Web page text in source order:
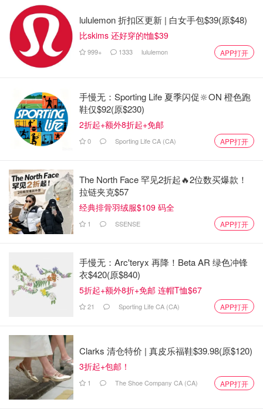
lululemon 折扣区更新 | 白女手包$39(原$48)
比skims 还好穿的t恤$39
999+ 1333 lululemon APP打开
手慢无：Sporting Life 夏季闪促🔆ON 橙色跑
鞋仅$92(原$230)
2折起+额外8折起+免邮
0 Sporting Life CA (CA) APP打开
The North Face 罕见2折起🔥2位数买爆款！
拉链夹克$57
经典排骨羽绒服$109 码全
1 SSENSE APP打开
手慢无：Arc'teryx 再降！Beta AR 绿色冲锋
衣$420(原$840)
5折起+额外8折+免邮 连帽T恤$67
21 Sporting Life CA (CA) APP打开
Clarks 清仓特价 | 真皮乐福鞋$39.98(原$120)
3折起+包邮！
1 The Shoe Company CA (CA) APP打开